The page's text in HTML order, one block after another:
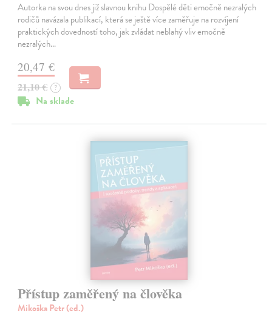
Autorka na svou dnes již slavnou knihu Dospělé děti emočně nezralých
rodičů navázala publikací, která se ještě více zaměřuje na rozvíjení
praktických dovedností toho, jak zvládat neblahý vliv emočně
nezralých…
20,47 €
21,10 € ?
Na sklade
Přístup zaměřený na člověka
Mikoška Petr (ed.)